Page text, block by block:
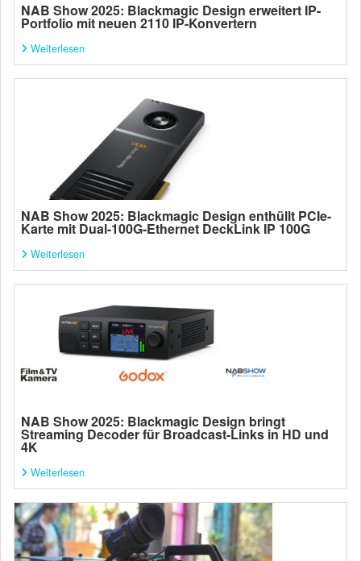
NAB Show 2025: Blackmagic Design erweitert IP-
Portfolio mit neuen 2110 IP-Konvertern
Weiterlesen
NAB Show 2025: Blackmagic Design enthüllt PCIe-
Karte mit Dual-100G-Ethernet DeckLink IP 100G
Weiterlesen
NAB Show 2025: Blackmagic Design bringt
Streaming Decoder für Broadcast-Links in HD und
4K
Weiterlesen